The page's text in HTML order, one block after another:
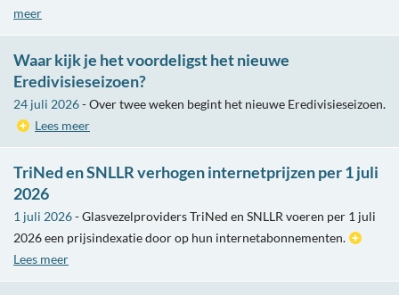
meer
Waar kijk je het voordeligst het nieuwe
Eredivisieseizoen?
24 juli 2026- Over twee weken begint het nieuwe Eredivisieseizoen.
Lees meer
TriNed en SNLLR verhogen internetprijzen per 1 juli
2026
1 juli 2026- Glasvezelproviders TriNed en SNLLR voeren per 1 juli
2026 een prijsindexatie door op hun internetabonnementen.
Lees meer